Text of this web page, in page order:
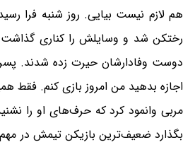
هم لازم نیست بیایی. روز شنبه فرا
رختکن شد و وسایلش را کناری گذاشت.
دوست وفادارشان حیرت زده شدند.
اجازه بدهید من امروز بازی کنم. فقط
مربی وانمود کرد که حرف‌های او را
بگذارد ضعیف‌ترین بازیکن تیمش در